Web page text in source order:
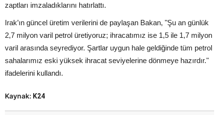
zaptları imzaladıklarını hatırlattı.
Irak’ın güncel üretim verilerini de paylaşan Bakan, "Şu an günlük
2,7 milyon varil petrol üretiyoruz; ihracatımız ise 1,5 ile 1,7 milyon
varil arasında seyrediyor. Şartlar uygun hale geldiğinde tüm petrol
sahalarımız eski yüksek ihracat seviyelerine dönmeye hazırdır."
ifadelerini kullandı.
Kaynak: K24